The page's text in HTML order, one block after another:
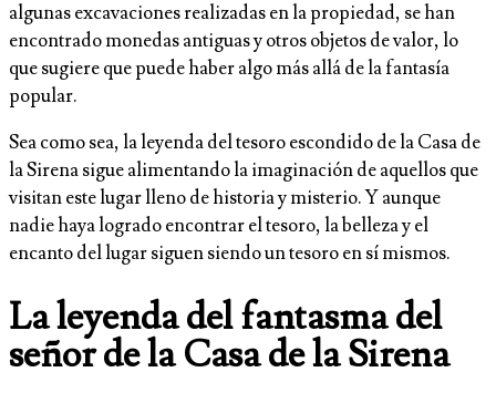
algunas excavaciones realizadas en la propiedad, se han
encontrado monedas antiguas y otros objetos de valor, lo
que sugiere que puede haber algo más allá de la fantasía
popular.
Sea como sea, la leyenda del tesoro escondido de la Casa de
la Sirena sigue alimentando la imaginación de aquellos que
visitan este lugar lleno de historia y misterio. Y aunque
nadie haya logrado encontrar el tesoro, la belleza y el
encanto del lugar siguen siendo un tesoro en sí mismos.
La leyenda del fantasma del
señor de la Casa de la Sirena